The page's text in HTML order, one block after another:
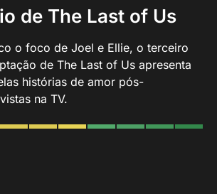
de The Last of Us
o foco de Joel e Ellie, o terceiro
de The Last of Us apresenta
histórias de amor pós-
na TV.